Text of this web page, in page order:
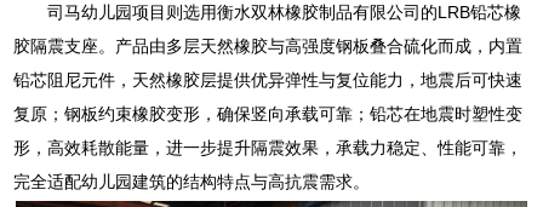
司马幼儿园项目则选用衡水双林橡胶制品有限公司的LRB铅芯橡
胶隔震支座。产品由多层天然橡胶与高强度钢板叠合硫化而成，内置
铅芯阻尼元件，天然橡胶层提供优异弹性与复位能力，地震后可快速
复原；钢板约束橡胶变形，确保竖向承载可靠；铅芯在地震时塑性变
形，高效耗散能量，进一步提升隔震效果，承载力稳定、性能可靠，
完全适配幼儿园建筑的结构特点与高抗震需求。